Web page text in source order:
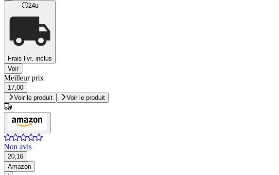
24u
Frais livr. inclus
Voir
Meilleur prix
17,00
Voir le produit
Voir le produit
Non avis
20,16
Amazon